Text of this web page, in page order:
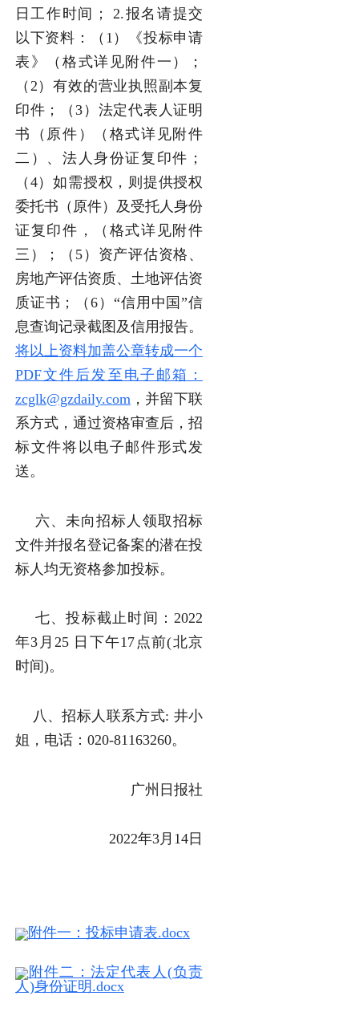
日工作时间； 2.报名请提交
以下资料：（1）《投标申请
表》（格式详见附件一）；
（2）有效的营业执照副本复
印件；（3）法定代表人证明
书（原件）（格式详见附件
二）、法人身份证复印件；
（4）如需授权，则提供授权
委托书（原件）及受托人身份
证复印件，（格式详见附件
三）；（5）资产评估资格、
房地产评估资质、土地评估资
质证书；（6）“信用中国”信
息查询记录截图及信用报告。
将以上资料加盖公章转成一个
PDF文件后发至电子邮箱：
zcglk@gzdaily.com，并留下联
系方式，通过资格审查后，招
标文件将以电子邮件形式发
送。
六、未向招标人领取招标
文件并报名登记备案的潜在投
标人均无资格参加投标。
七、投标截止时间：2022
年3月25 日下午17点前(北京
时间)。
八、招标人联系方式: 井小
姐，电话：020-81163260。
广州日报社
2022年3月14日
附件一：投标申请表.docx
附件二：法定代表人(负责
人)身份证明.docx